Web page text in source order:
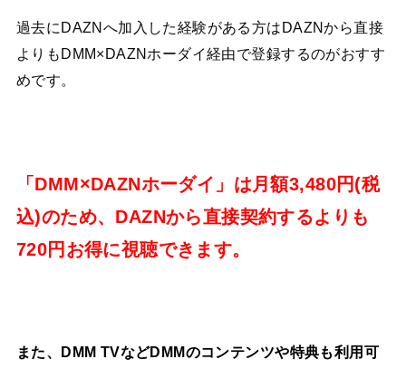
過去にDAZNへ加入した経験がある方はDAZNから直接
よりもDMM×DAZNホーダイ経由で登録するのがおすす
めです。
「DMM×DAZNホーダイ」は月額3,480円(税
込)のため、DAZNから直接契約するよりも
720円お得に視聴できます。
また、DMM TVなどDMMのコンテンツや特典も利用可